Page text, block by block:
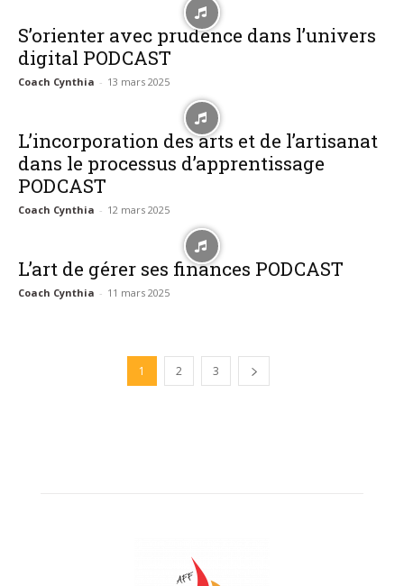
S’orienter avec prudence dans l’univers
digital PODCAST
Coach Cynthia - 13 mars 2025
L’incorporation des arts et de l’artisanat
dans le processus d’apprentissage
PODCAST
Coach Cynthia - 12 mars 2025
L’art de gérer ses finances PODCAST
Coach Cynthia - 11 mars 2025
1 2 3